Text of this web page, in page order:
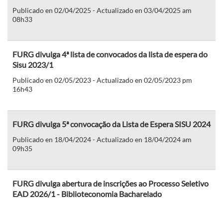
Publicado en 02/04/2025 - Actualizado en 03/04/2025 am
08h33
FURG divulga 4ª lista de convocados da lista de espera do
Sisu 2023/1
Publicado en 02/05/2023 - Actualizado en 02/05/2023 pm
16h43
FURG divulga 5ª convocação da Lista de Espera SISU 2024
Publicado en 18/04/2024 - Actualizado en 18/04/2024 am
09h35
FURG divulga abertura de inscrições ao Processo Seletivo
EAD 2026/1 - Biblioteconomia Bacharelado